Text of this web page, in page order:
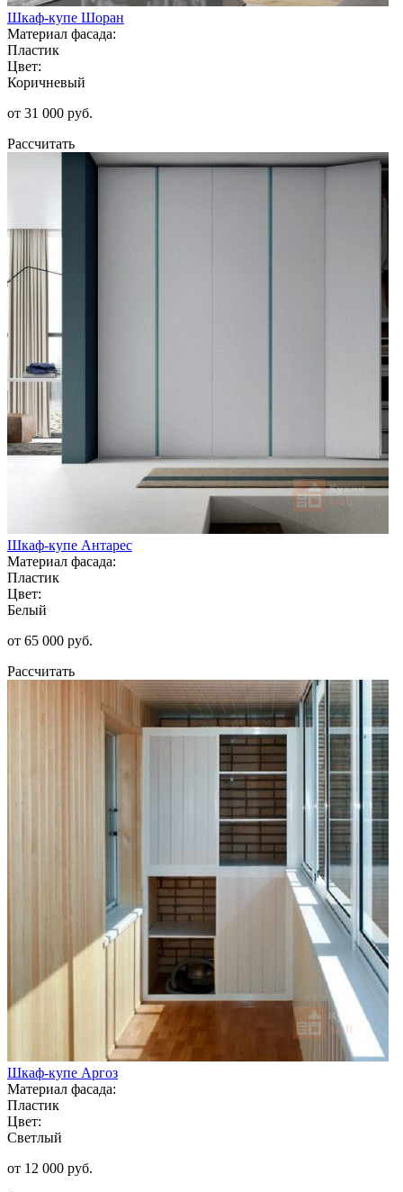
Шкаф-купе Шоран
Материал фасада:
Пластик
Цвет:
Коричневый
от 31 000 руб.
Рассчитать
Шкаф-купе Антарес
Материал фасада:
Пластик
Цвет:
Белый
от 65 000 руб.
Рассчитать
Шкаф-купе Аргоз
Материал фасада:
Пластик
Цвет:
Светлый
от 12 000 руб.